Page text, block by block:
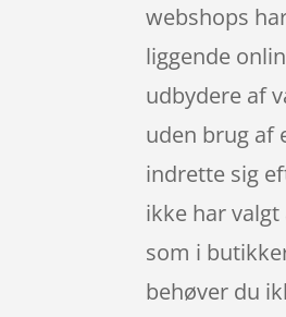
webshops
liggende
udbydere af
uden brug af
indrette sig
ikke har
som i
behøver du